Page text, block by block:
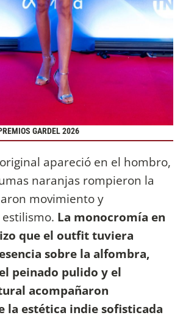
GARDEL 2026
apareció en el hombro,
naranjas rompieron la
movimiento y
La monocromía en
que el outfit tuviera
sobre la alfombra,
peinado pulido y el
acompañaron
la estética indie sofisticada